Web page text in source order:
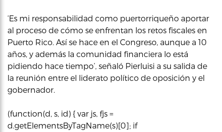
‘Es mi responsabilidad como puertorriqueño aportar
al proceso de cómo se enfrentan los retos fiscales en
Puerto Rico. Así se hace en el Congreso, aunque a 10
años, y además la comunidad financiera lo está
pidiendo hace tiempo’, señaló Pierluisi a su salida de
la reunión entre el liderato político de oposición y el
gobernador.
(function(d, s, id) { var js, fjs =
d.getElementsByTagName(s)[0]; if